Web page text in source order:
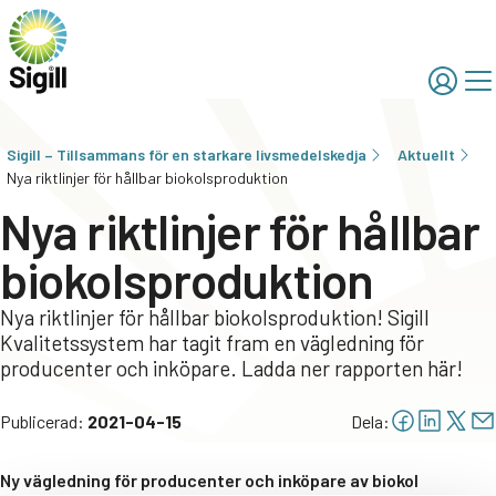
Sigill – Tillsammans för en starkare livsmedelskedja
Aktuellt
Nya riktlinjer för hållbar biokolsproduktion
Nya riktlinjer för hållbar
biokolsproduktion
Nya riktlinjer för hållbar biokolsproduktion! Sigill
Kvalitetssystem har tagit fram en vägledning för
producenter och inköpare. Ladda ner rapporten här!
Publicerad: 2021-04-15 Dela:
Ny vägledning för producenter och inköpare av biokol